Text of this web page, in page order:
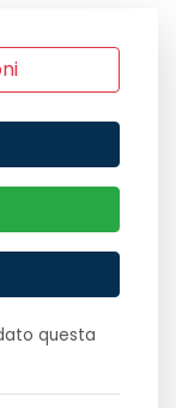
questa